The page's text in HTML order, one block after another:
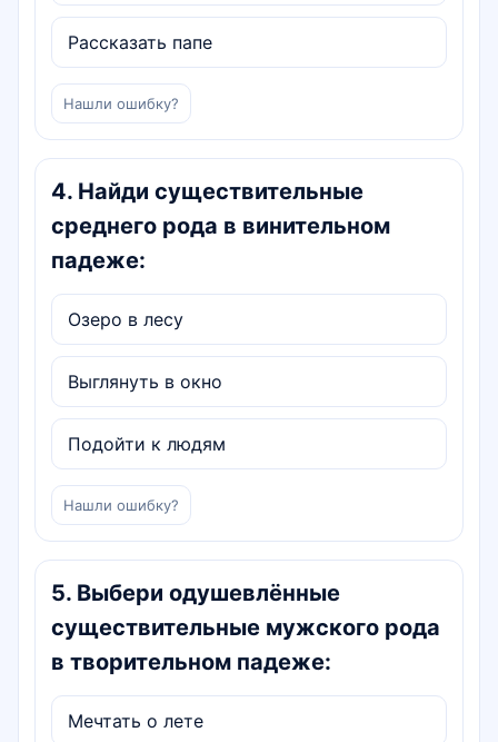
Рассказать папе
Нашли ошибку?
4. Найди существительные
среднего рода в винительном
падеже:
Озеро в лесу
Выглянуть в окно
Подойти к людям
Нашли ошибку?
5. Выбери одушевлённые
существительные мужского рода
в творительном падеже:
Мечтать о лете